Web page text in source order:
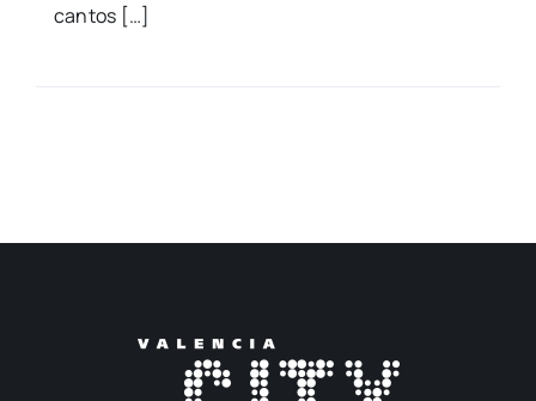
can­tos […]